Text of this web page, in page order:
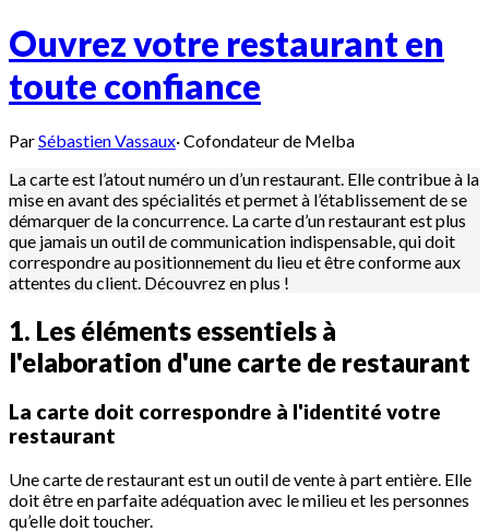
Ouvrez votre restaurant en
toute confiance
ParSébastien Vassaux·Cofondateur de Melba
La carte est l’atout numéro un d’un restaurant. Elle contribue à la
mise en avant des spécialités et permet à l’établissement de se
démarquer de la concurrence. La carte d’un restaurant est plus
que jamais un outil de communication indispensable, qui doit
correspondre au positionnement du lieu et être conforme aux
attentes du client. Découvrez en plus !
1. Les éléments essentiels à
l'elaboration d'une carte de restaurant
La carte doit correspondre à l'identité votre
restaurant
Une carte de restaurant est un outil de vente à part entière. Elle
doit être en parfaite adéquation avec le milieu et les personnes
qu’elle doit toucher.